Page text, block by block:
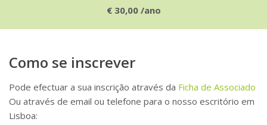
€ 30,00 /ano
Como se inscrever
Pode efectuar a sua inscrição através da Ficha de Associado
Ou através de email ou telefone para o nosso escritório em
Lisboa: